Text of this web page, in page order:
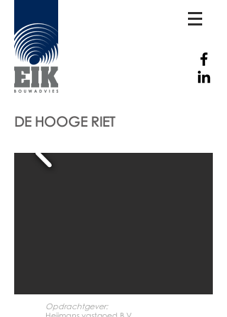
DE HOOGE RIET
Opdrachtgever: